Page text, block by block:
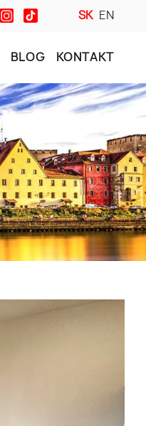
SK EN
BLOG KONTAKT